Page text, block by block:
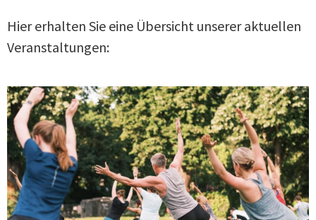
Hier erhalten Sie eine Übersicht unserer aktuellen
Veranstaltungen: